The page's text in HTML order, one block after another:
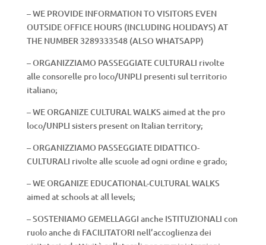
– WE PROVIDE INFORMATION TO VISITORS EVEN
OUTSIDE OFFICE HOURS (INCLUDING HOLIDAYS) AT
THE NUMBER 3289333548 (ALSO WHATSAPP)
– ORGANIZZIAMO PASSEGGIATE CULTURALI rivolte
alle consorelle pro loco/UNPLI presenti sul territorio
italiano;
– WE ORGANIZE CULTURAL WALKS aimed at the pro
loco/UNPLI sisters present on Italian territory;
– ORGANIZZIAMO PASSEGGIATE DIDATTICO-
CULTURALI rivolte alle scuole ad ogni ordine e grado;
– WE ORGANIZE EDUCATIONAL-CULTURAL WALKS
aimed at schools at all levels;
– SOSTENIAMO GEMELLAGGI anche ISTITUZIONALI con
ruolo anche di FACILITATORI nell’accoglienza dei